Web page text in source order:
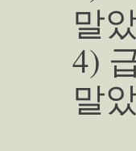
말
4)
말